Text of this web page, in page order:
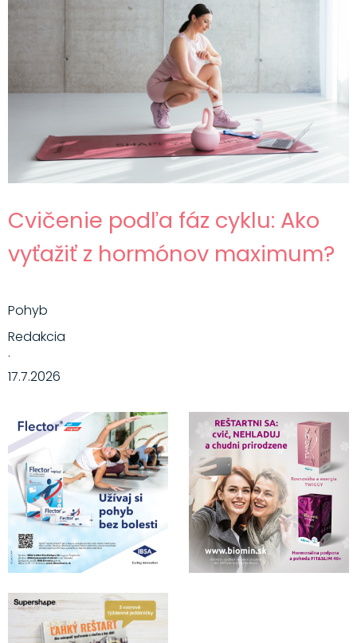
Cvičenie podľa fáz cyklu: Ako
vyťažiť z hormónov maximum?
Pohyb
Redakcia
·
17.7.2026